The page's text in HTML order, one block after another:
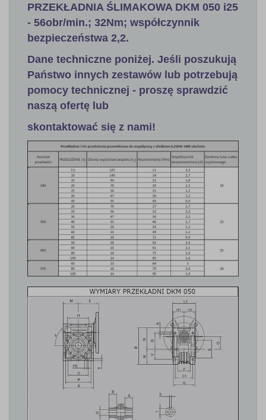
PRZEKŁADNIA ŚLIMAKOWA DKM 050 i25
- 56obr/min.; 32Nm; współczynnik
bezpieczeństwa 2,2.
Dane techniczne poniżej. Jeśli poszukują
Państwo innych zestawów lub potrzebują
pomocy technicznej - proszę sprawdzić
naszą ofertę lub
skontaktować się z nami!